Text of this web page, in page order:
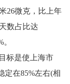
26微克，比上年
数占比达
标是使上海市
定在85%左右(相